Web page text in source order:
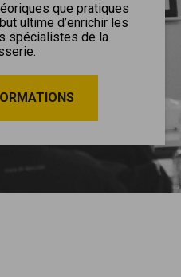
que pratiques
ultime d’enrichir les
spécialistes de la